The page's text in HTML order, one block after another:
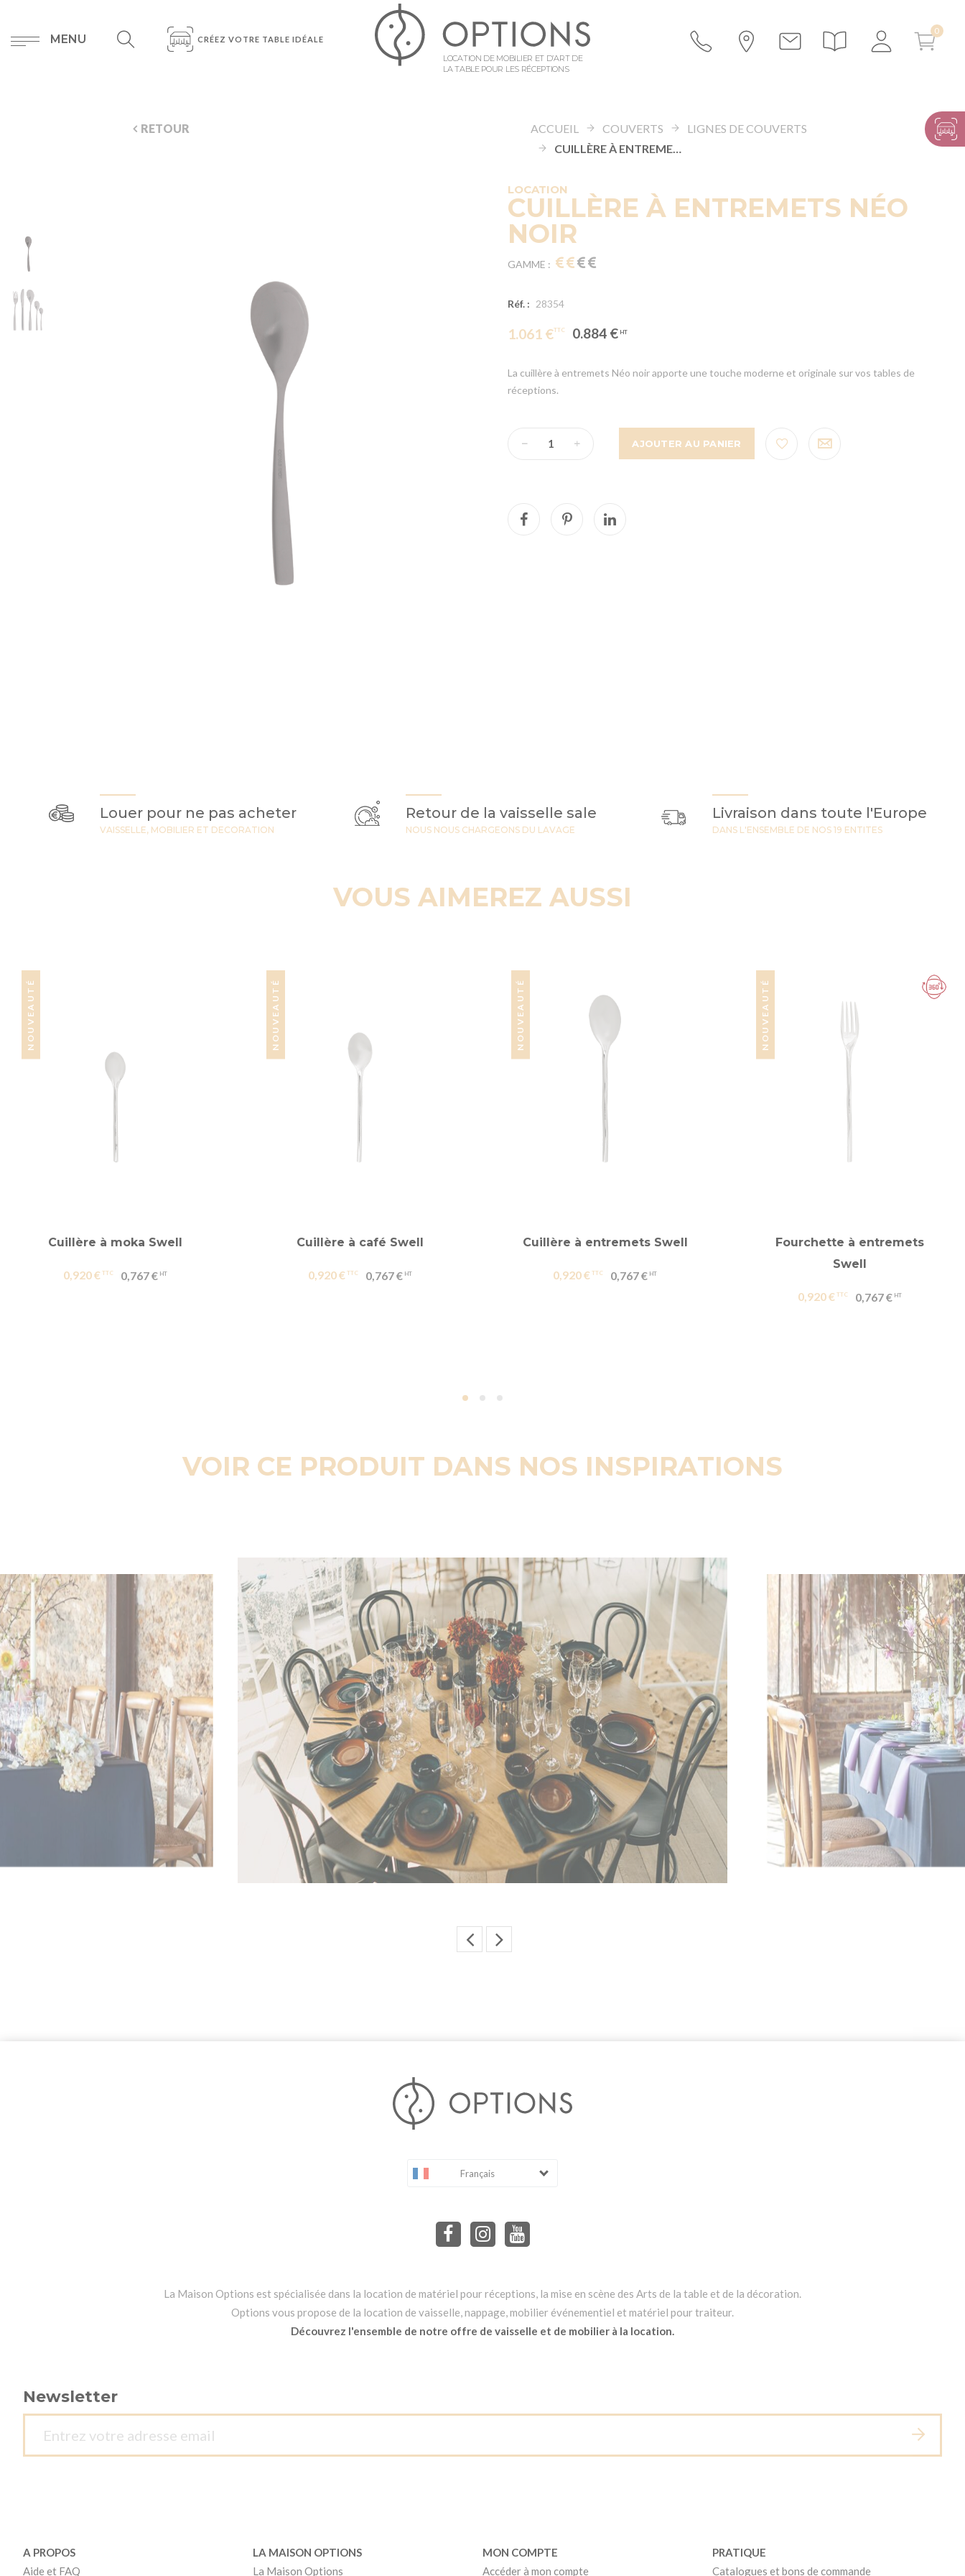
MENU CRÉEZ VOTRE TABLE IDÉALE
LOCATION DE MOBILIER ET D’ART DE
LA TABLE POUR LES RÉCEPTIONS
RETOUR ACCUEIL COUVERTS
LIGNES DE COUVERTS
CUILLÈRE À ENTREMETS NÉO NOIR
LOCATION
CUILLÈRE À ENTREMETS NÉO
NOIR
GAMME :
Réf. : 28354
1.061 € 0.884 €
La cuillère à entremets Néo noir apporte une touche moderne et originale sur vos tables de
réceptions.
AJOUTER AU PANIER
Louer pour ne pas acheter
VAISSELLE, MOBILIER ET DECORATION
Retour de la vaisselle sale
NOUS NOUS CHARGEONS DU LAVAGE
Livraison dans toute l'Europe
DANS L'ENSEMBLE DE NOS 19 ENTITES
VOUS AIMEREZ AUSSI
NOUVEAUTÉ
Cuillère à moka Swell
0,920 € 0,767 €
NOUVEAUTÉ
Cuillère à café Swell
0,920 € 0,767 €
NOUVEAUTÉ
Cuillère à entremets Swell
0,920 € 0,767 €
NOUVEAUTÉ
Fourchette à entremets
Swell
0,920 € 0,767 €
VOIR CE PRODUIT DANS NOS INSPIRATIONS
Français
La Maison Options est spécialisée dans la location de matériel pour réceptions, la mise en scène des Arts de la table et de la décoration.
Options vous propose de la location de vaisselle, nappage, mobilier événementiel et matériel pour traiteur.
Découvrez l'ensemble de notre offre de vaisselle et de mobilier à la location.
Newsletter
A PROPOS
Aide et FAQ
LA MAISON OPTIONS
La Maison Options
MON COMPTE
Accéder à mon compte
PRATIQUE
Catalogues et bons de commande